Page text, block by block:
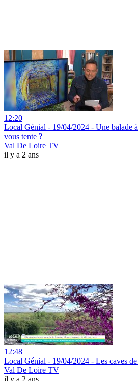
12:20
Local Génial - 19/04/2024 - Une balade
vous tente ?
Val De Loire TV
il y a 2 ans
12:48
Local Génial - 19/04/2024 - Les caves
Val De Loire TV